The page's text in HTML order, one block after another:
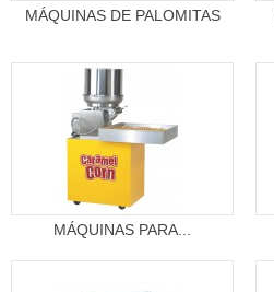
MÁQUINAS DE PALOMITAS
MÁQUINAS PARA...